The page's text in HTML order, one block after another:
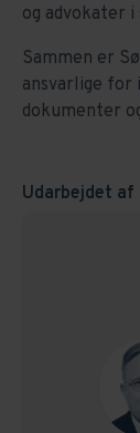
og advokater
Sammen er
ansvarlige for
dokumenter
Udarbejdet af